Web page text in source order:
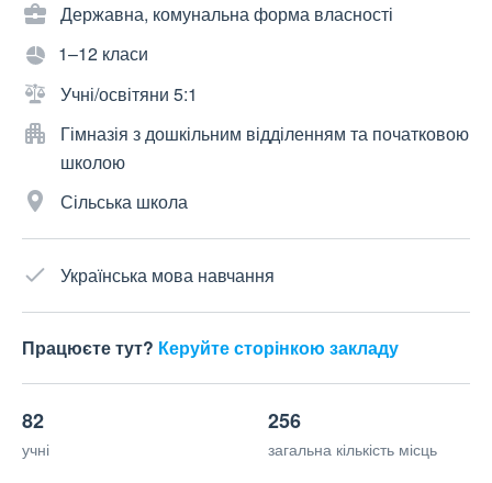
Державна, комунальна форма власності
1–12 класи
Учні/освітяни 5:1
Гімназія з дошкільним відділенням та початковою
школою
Сільська школа
Українська мова навчання
Працюєте тут? Керуйте сторінкою закладу
82
учні
256
загальна кількість місць